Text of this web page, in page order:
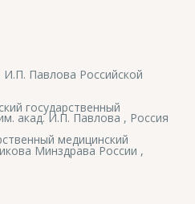
Павлова Российской
государственный
акад. И.П. Павлова , Россия
медицинский
Минздрава России ,